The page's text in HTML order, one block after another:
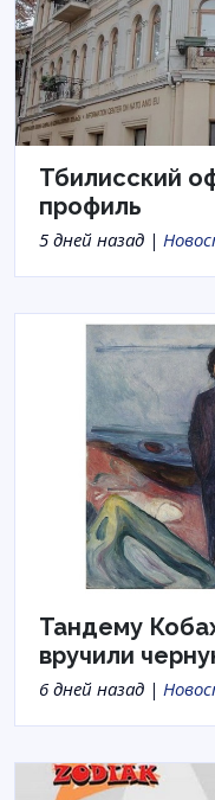
Тбилисский
профиль
5 дней назад |
Тандему
вручили
6 дней назад |